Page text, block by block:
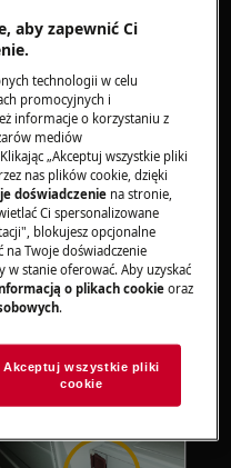
szuflady na
poglądowy, mogą
pralki / pralko-
Zaczep
aby zapewnić Ci
technologii w celu
promocyjnych i
informacje o korzystaniu z
mediów
„Akceptuj wszystkie pliki
nas plików cookie, dzięki
doświadczenie na stronie,
Ci spersonalizowane
blokujesz opcjonalne
na Twoje doświadczenie
w stanie oferować. Aby uzyskać
o plikach cookie oraz
.
Akceptuj wszystkie pliki
cookie